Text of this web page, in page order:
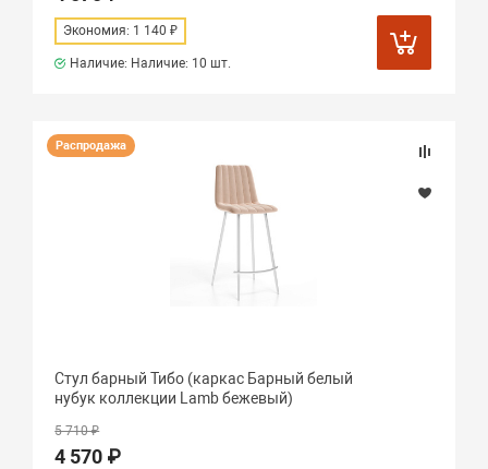
Экономия: 1 140 ₽
Наличие: Наличие: 10 шт.
Распродажа
Стул барный Тибо (каркас Барный белый
нубук коллекции Lamb бежевый)
5 710 ₽
4 570 ₽